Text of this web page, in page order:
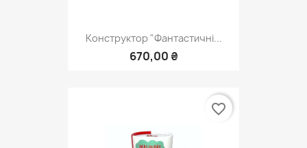
Конструктор "Фантастичні...
670,00 ₴
favorite_border